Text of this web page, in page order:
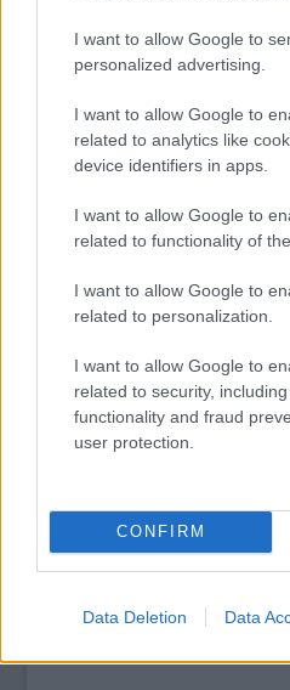
I want to allow Google to
personalized advertising.
I want to allow Google to
related to analytics like
device identifiers in apps.
I want to allow Google to
related to functionality of
I want to allow Google to
related to personalization.
I want to allow Google to
related to security,
functionality and fraud
user protection.
CONFIRM
Data Deletion Data
IRODALOM ÉS
SZÍNHÁZ
VECSEI H. MIKLÓS A
A bejegyzés trackback
https://kulturpart.hu/api/
Részletek aFelhasználási feltételekbenés az